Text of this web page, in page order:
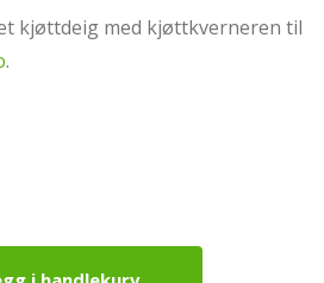
kjøttdeig med kjøttkverneren til
.